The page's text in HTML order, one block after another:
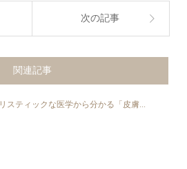
次の記事
関連記事
スティックな医学から分かる「皮膚...